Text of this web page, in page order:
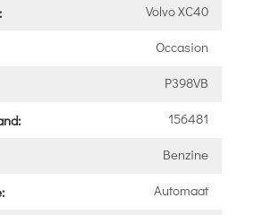
Volvo XC40
Occasion
P398VB
156481
Benzine
Automaat